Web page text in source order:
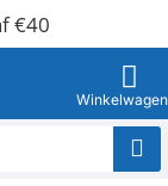
€40